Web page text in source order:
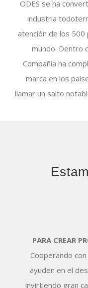
ODES se ha
industria
atención de los
mundo. Dentro
Compañía ha
marca en los
llamar un salto
PARA CREAR
Cooperando
ayuden en el
invirtiendo gran